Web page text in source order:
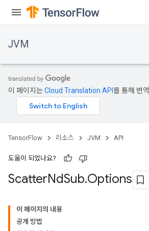
JVM
이 페이지는Cloud Translation API 를 통해 번
TensorFlow 리소스 JVM API
도움이 되었나요?
ScatterNdSub.Options
이 페이지의 내용
공개 방법